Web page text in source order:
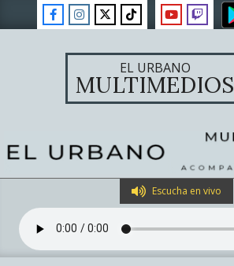
to
EL URBANO
MULTIMEDIOS
Navigation
Menu
Escucha en vivo